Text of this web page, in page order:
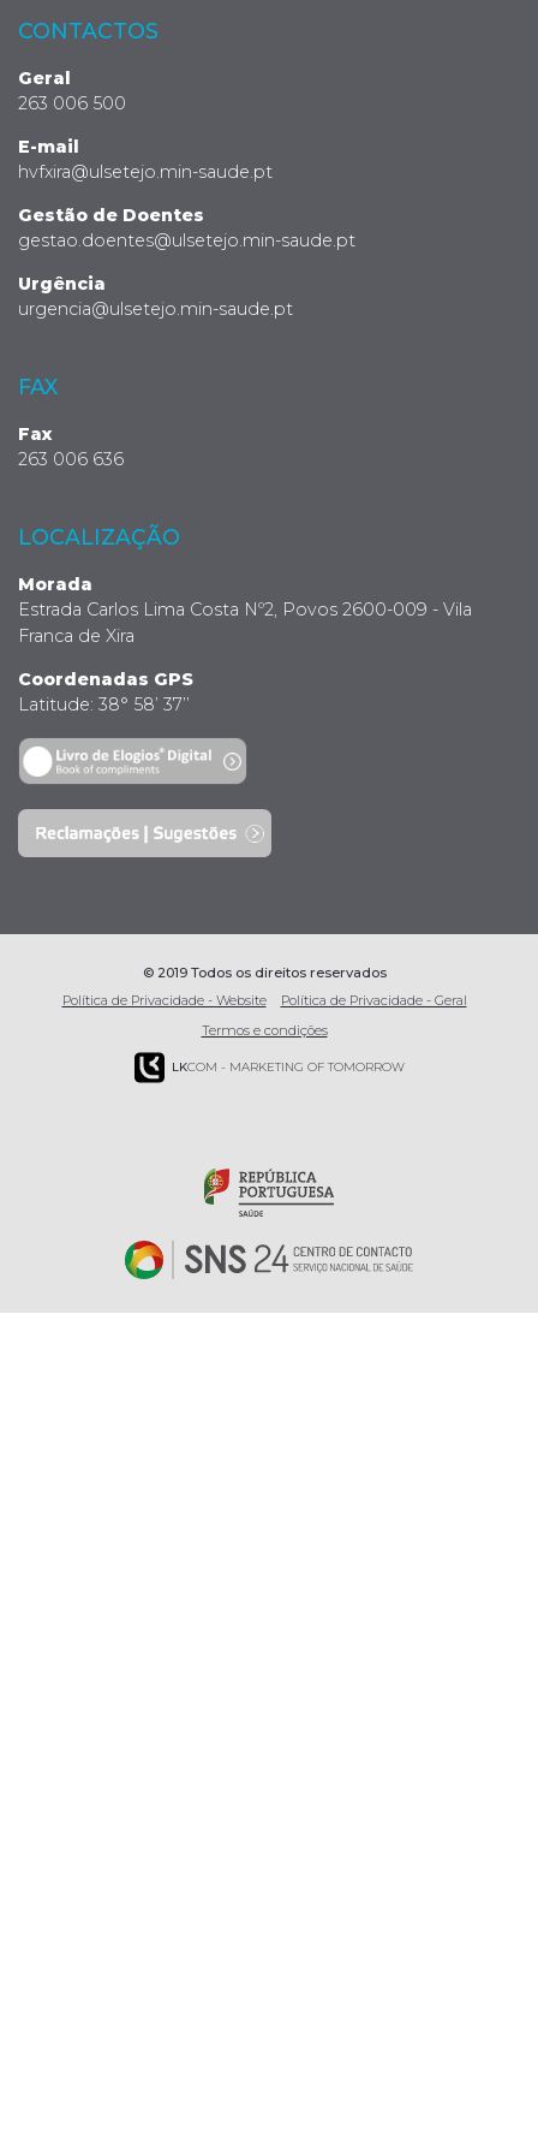
CONTACTOS
Geral
263 006 500
E-mail
hvfxira@ulsetejo.min-saude.pt
Gestão de Doentes
gestao.doentes@ulsetejo.min-saude.pt
Urgência
urgencia@ulsetejo.min-saude.pt
FAX
Fax
263 006 636
LOCALIZAÇÃO
Morada
Estrada Carlos Lima Costa Nº2, Povos 2600-009 - Vila
Franca de Xira
Coordenadas GPS
Latitude: 38° 58’ 37’’
© 2019 Todos os direitos reservados
Política de Privacidade - Website
Política de Privacidade - Geral
Termos e condições
LKCOM - MARKETING OF TOMORROW